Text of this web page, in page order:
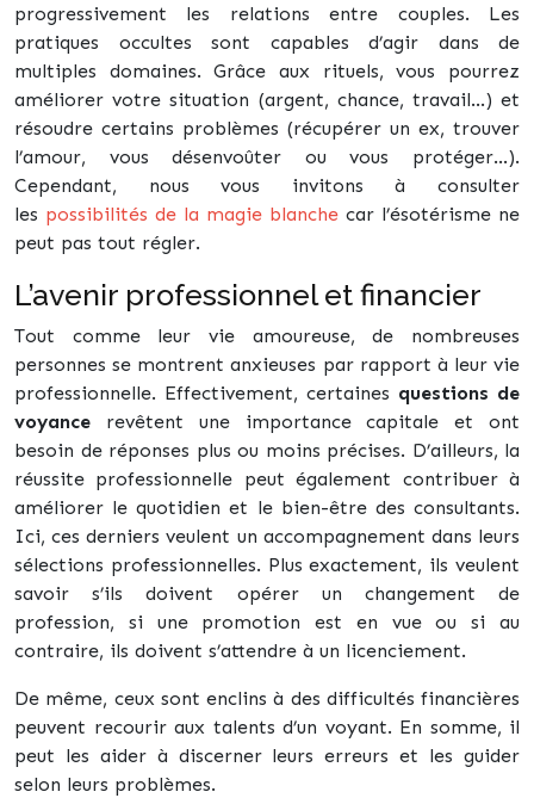
progressivement les relations entre couples. Les
pratiques occultes sont capables d’agir dans de
multiples domaines. Grâce aux rituels, vous pourrez
améliorer votre situation (argent, chance, travail…) et
résoudre certains problèmes (récupérer un ex, trouver
l’amour, vous désenvoûter ou vous protéger…).
Cependant, nous vous invitons à consulter
les possibilités de la magie blanche car l’ésotérisme ne
peut pas tout régler.
L’avenir professionnel et financier
Tout comme leur vie amoureuse, de nombreuses
personnes se montrent anxieuses par rapport à leur vie
professionnelle. Effectivement, certaines questions de
voyance revêtent une importance capitale et ont
besoin de réponses plus ou moins précises. D’ailleurs, la
réussite professionnelle peut également contribuer à
améliorer le quotidien et le bien-être des consultants.
Ici, ces derniers veulent un accompagnement dans leurs
sélections professionnelles. Plus exactement, ils veulent
savoir s’ils doivent opérer un changement de
profession, si une promotion est en vue ou si au
contraire, ils doivent s’attendre à un licenciement.
De même, ceux sont enclins à des difficultés financières
peuvent recourir aux talents d’un voyant. En somme, il
peut les aider à discerner leurs erreurs et les guider
selon leurs problèmes.